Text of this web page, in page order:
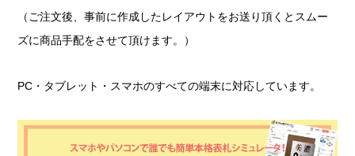
（ご注文後、事前に作成したレイアウトをお送り頂くとスムー
ズに商品手配をさせて頂けます。）
PC・タブレット・スマホのすべての端末に対応しています。